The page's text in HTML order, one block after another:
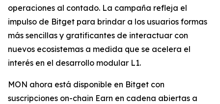
operaciones al contado. La campaña refleja el
impulso de Bitget para brindar a los usuarios formas
más sencillas y gratificantes de interactuar con
nuevos ecosistemas a medida que se acelera el
interés en el desarrollo modular L1.
MON ahora está disponible en Bitget con
suscripciones on-chain Earn en cadena abiertas a